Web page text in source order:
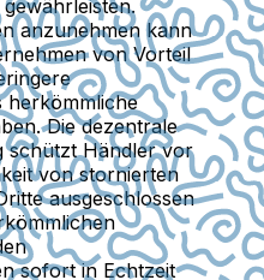
anzunehmen kann
von Vorteil
herkömmliche
Die dezentrale
schützt Händler vor
von stornierten
ausgeschlossen
sofort in Echtzeit